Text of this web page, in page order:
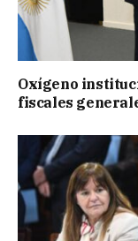
Oxígeno
fiscales